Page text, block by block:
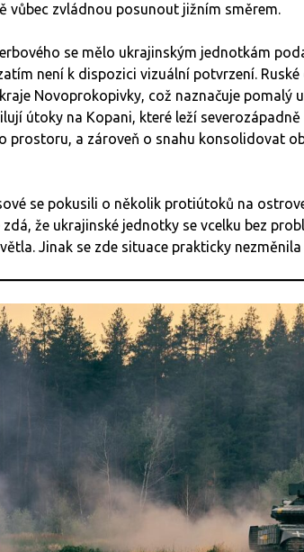
vůbec zvládnou posunout jižním směrem.
se mělo ukrajinským jednotkám
není k dispozici vizuální potvrzení.
Novoprokopivky, což naznačuje pomalý
útoky na Kopani, které leží
prostoru, a zároveň o snahu konsolidovat
se pokusili o několik protiútoků na
že ukrajinské jednotky se vcelku bez
Jinak se zde situace prakticky